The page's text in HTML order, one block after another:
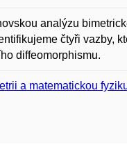
analýzu
čtyři vazby,
diffeomorphismu.
a matematickou